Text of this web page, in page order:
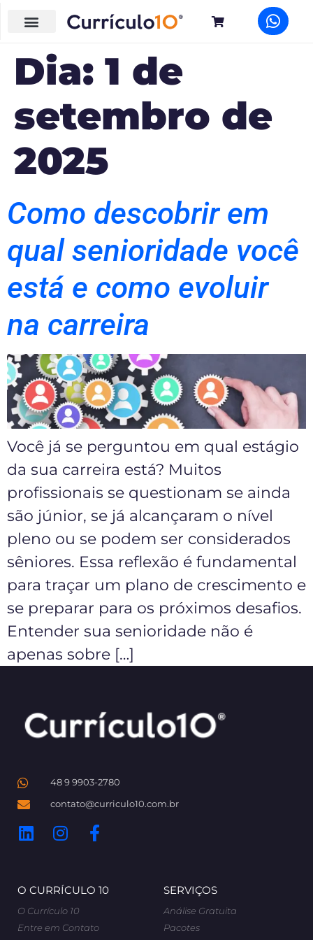
Dia: 1 de
setembro de
2025
Como descobrir em
qual senioridade você
está e como evoluir
na carreira
Você já se perguntou em qual estágio
da sua carreira está? Muitos
profissionais se questionam se ainda
são júnior, se já alcançaram o nível
pleno ou se podem ser considerados
sêniores. Essa reflexão é fundamental
para traçar um plano de crescimento e
se preparar para os próximos desafios.
Entender sua senioridade não é
apenas sobre […]
48 9 9903-2780
contato@curriculo10.com.br
O CURRÍCULO 10
O Currículo 10
Entre em Contato
SERVIÇOS
Análise Gratuita
Pacotes